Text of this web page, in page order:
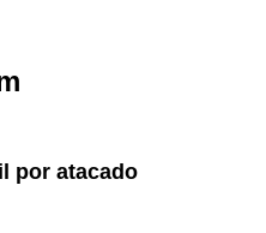
por atacado